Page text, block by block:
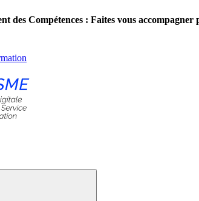
des Compétences : Faites vous